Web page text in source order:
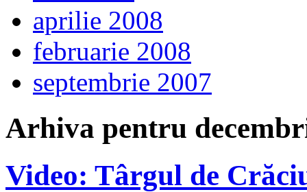
aprilie 2008
februarie 2008
septembrie 2007
Arhiva pentru
Video: Târgul de